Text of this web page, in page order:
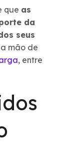
que as
da
seus
a mão de
, entre